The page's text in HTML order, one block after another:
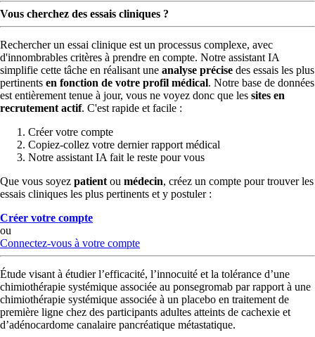
Vous cherchez des essais cliniques ?
Rechercher un essai clinique est un processus complexe, avec
d'innombrables critères à prendre en compte. Notre assistant IA
simplifie cette tâche en réalisant une analyse précise des essais les plus
pertinents en fonction de votre profil médical. Notre base de données
est entièrement tenue à jour, vous ne voyez donc que les sites en
recrutement actif. C'est rapide et facile :
Créer votre compte
Copiez-collez votre dernier rapport médical
Notre assistant IA fait le reste pour vous
Que vous soyez patient ou médecin, créez un compte pour trouver les
essais cliniques les plus pertinents et y postuler :
Créer votre compte
ou
Connectez-vous à votre compte
Étude visant à étudier l’efficacité, l’innocuité et la tolérance d’une
chimiothérapie systémique associée au ponsegromab par rapport à une
chimiothérapie systémique associée à un placebo en traitement de
première ligne chez des participants adultes atteints de cachexie et
d’adénocardome canalaire pancréatique métastatique.